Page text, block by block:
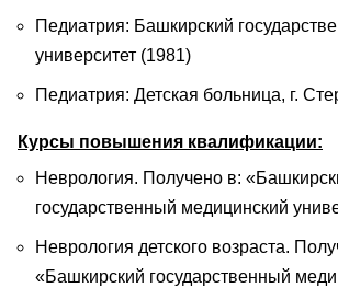
Педиатрия: Башкирский
университет (1981)
Педиатрия: Детская больница, г.
Курсы повышения квалификации:
Неврология. Получено в:
государственный медицинский
Неврология детского возраста.
«Башкирский государственный